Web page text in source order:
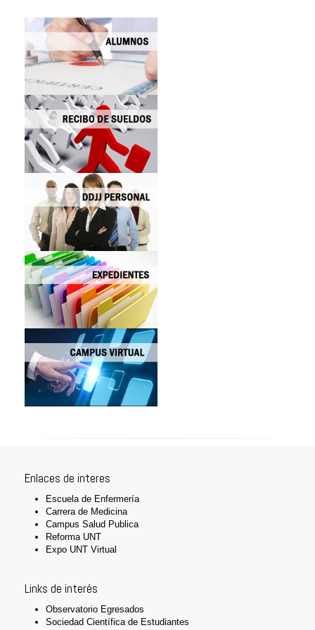
Enlaces de interes
Escuela de Enfermería
Carrera de Medicina
Campus Salud Publica
Reforma UNT
Expo UNT Virtual
Links de interés
Observatorio Egresados
Sociedad Científica de Estudiantes